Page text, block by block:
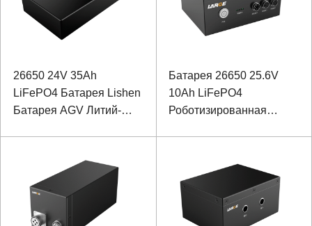
26650 24V 35Ah
LiFePO4 Батарея Lishen
Батарея AGV Литий-
Батарея 26650 25.6V
10Ah LiFePO4
Роботизированная
коммуникацией RS485